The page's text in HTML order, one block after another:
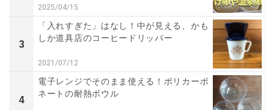
2025/04/15
3
「入れすぎた」はなし！中が見える、かも
しか道具店のコーヒードリッパー
2021/07/12
4
電子レンジでそのまま使える！ポリカーボ
ネートの耐熱ボウル